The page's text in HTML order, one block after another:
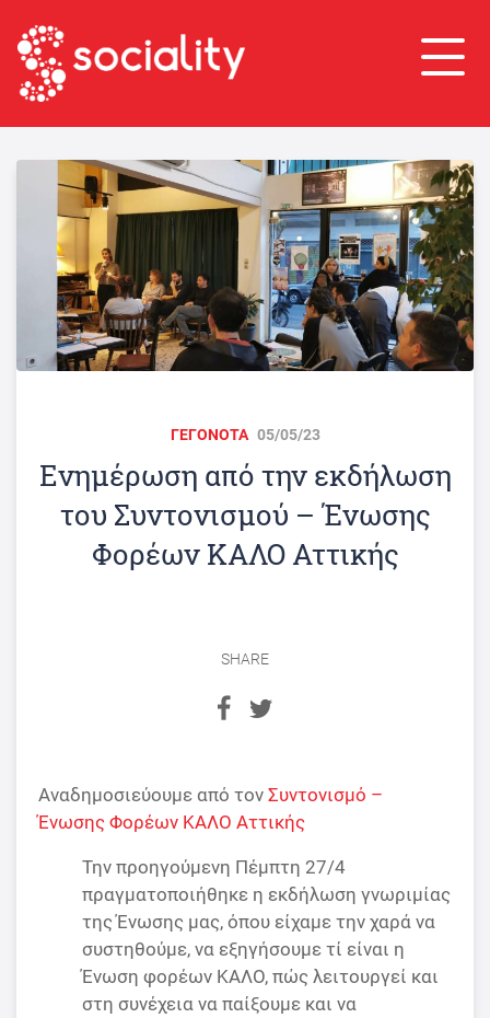
ΓΕΓΟΝΟΤΑ 05/05/23
Ενημέρωση από την εκδήλωση
του Συντονισμού – Ένωσης
Φορέων ΚΑΛΟ Αττικής
SHARE
Αναδημοσιεύουμε από τον Συντονισμό –
Ένωσης Φορέων ΚΑΛΟ Αττικής
Την προηγούμενη Πέμπτη 27/4
πραγματοποιήθηκε η εκδήλωση γνωριμίας
της Ένωσης μας, όπου είχαμε την χαρά να
συστηθούμε, να εξηγήσουμε τί είναι η
Ένωση φορέων ΚΑΛΟ, πώς λειτουργεί και
στη συνέχεια να παίξουμε και να